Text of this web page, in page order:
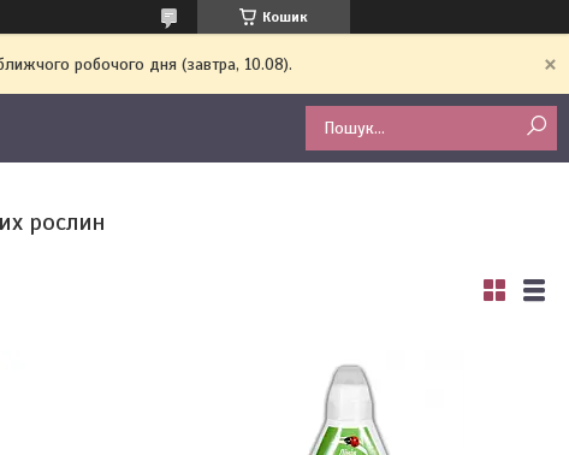
Кошик
робочого дня (завтра, 10.08).
рослин